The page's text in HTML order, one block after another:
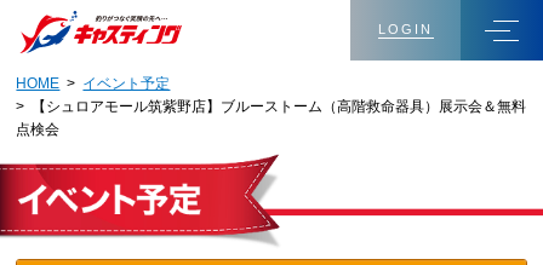
LOGIN
HOME > イベント予定
> 【シュロアモール筑紫野店】ブルーストーム（高階救命器具）展示会＆無料
点検会